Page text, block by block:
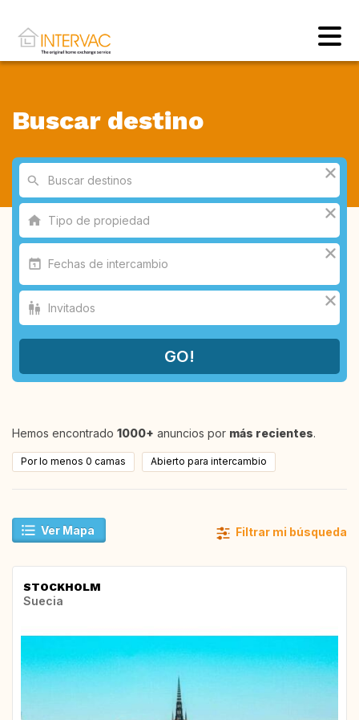
Buscar destino
Hemos encontrado 1000+ anuncios por más recientes.
Por lo menos 0 camas Abierto para intercambio
Ver Mapa Filtrar mi búsqueda
STOCKHOLM
Suecia